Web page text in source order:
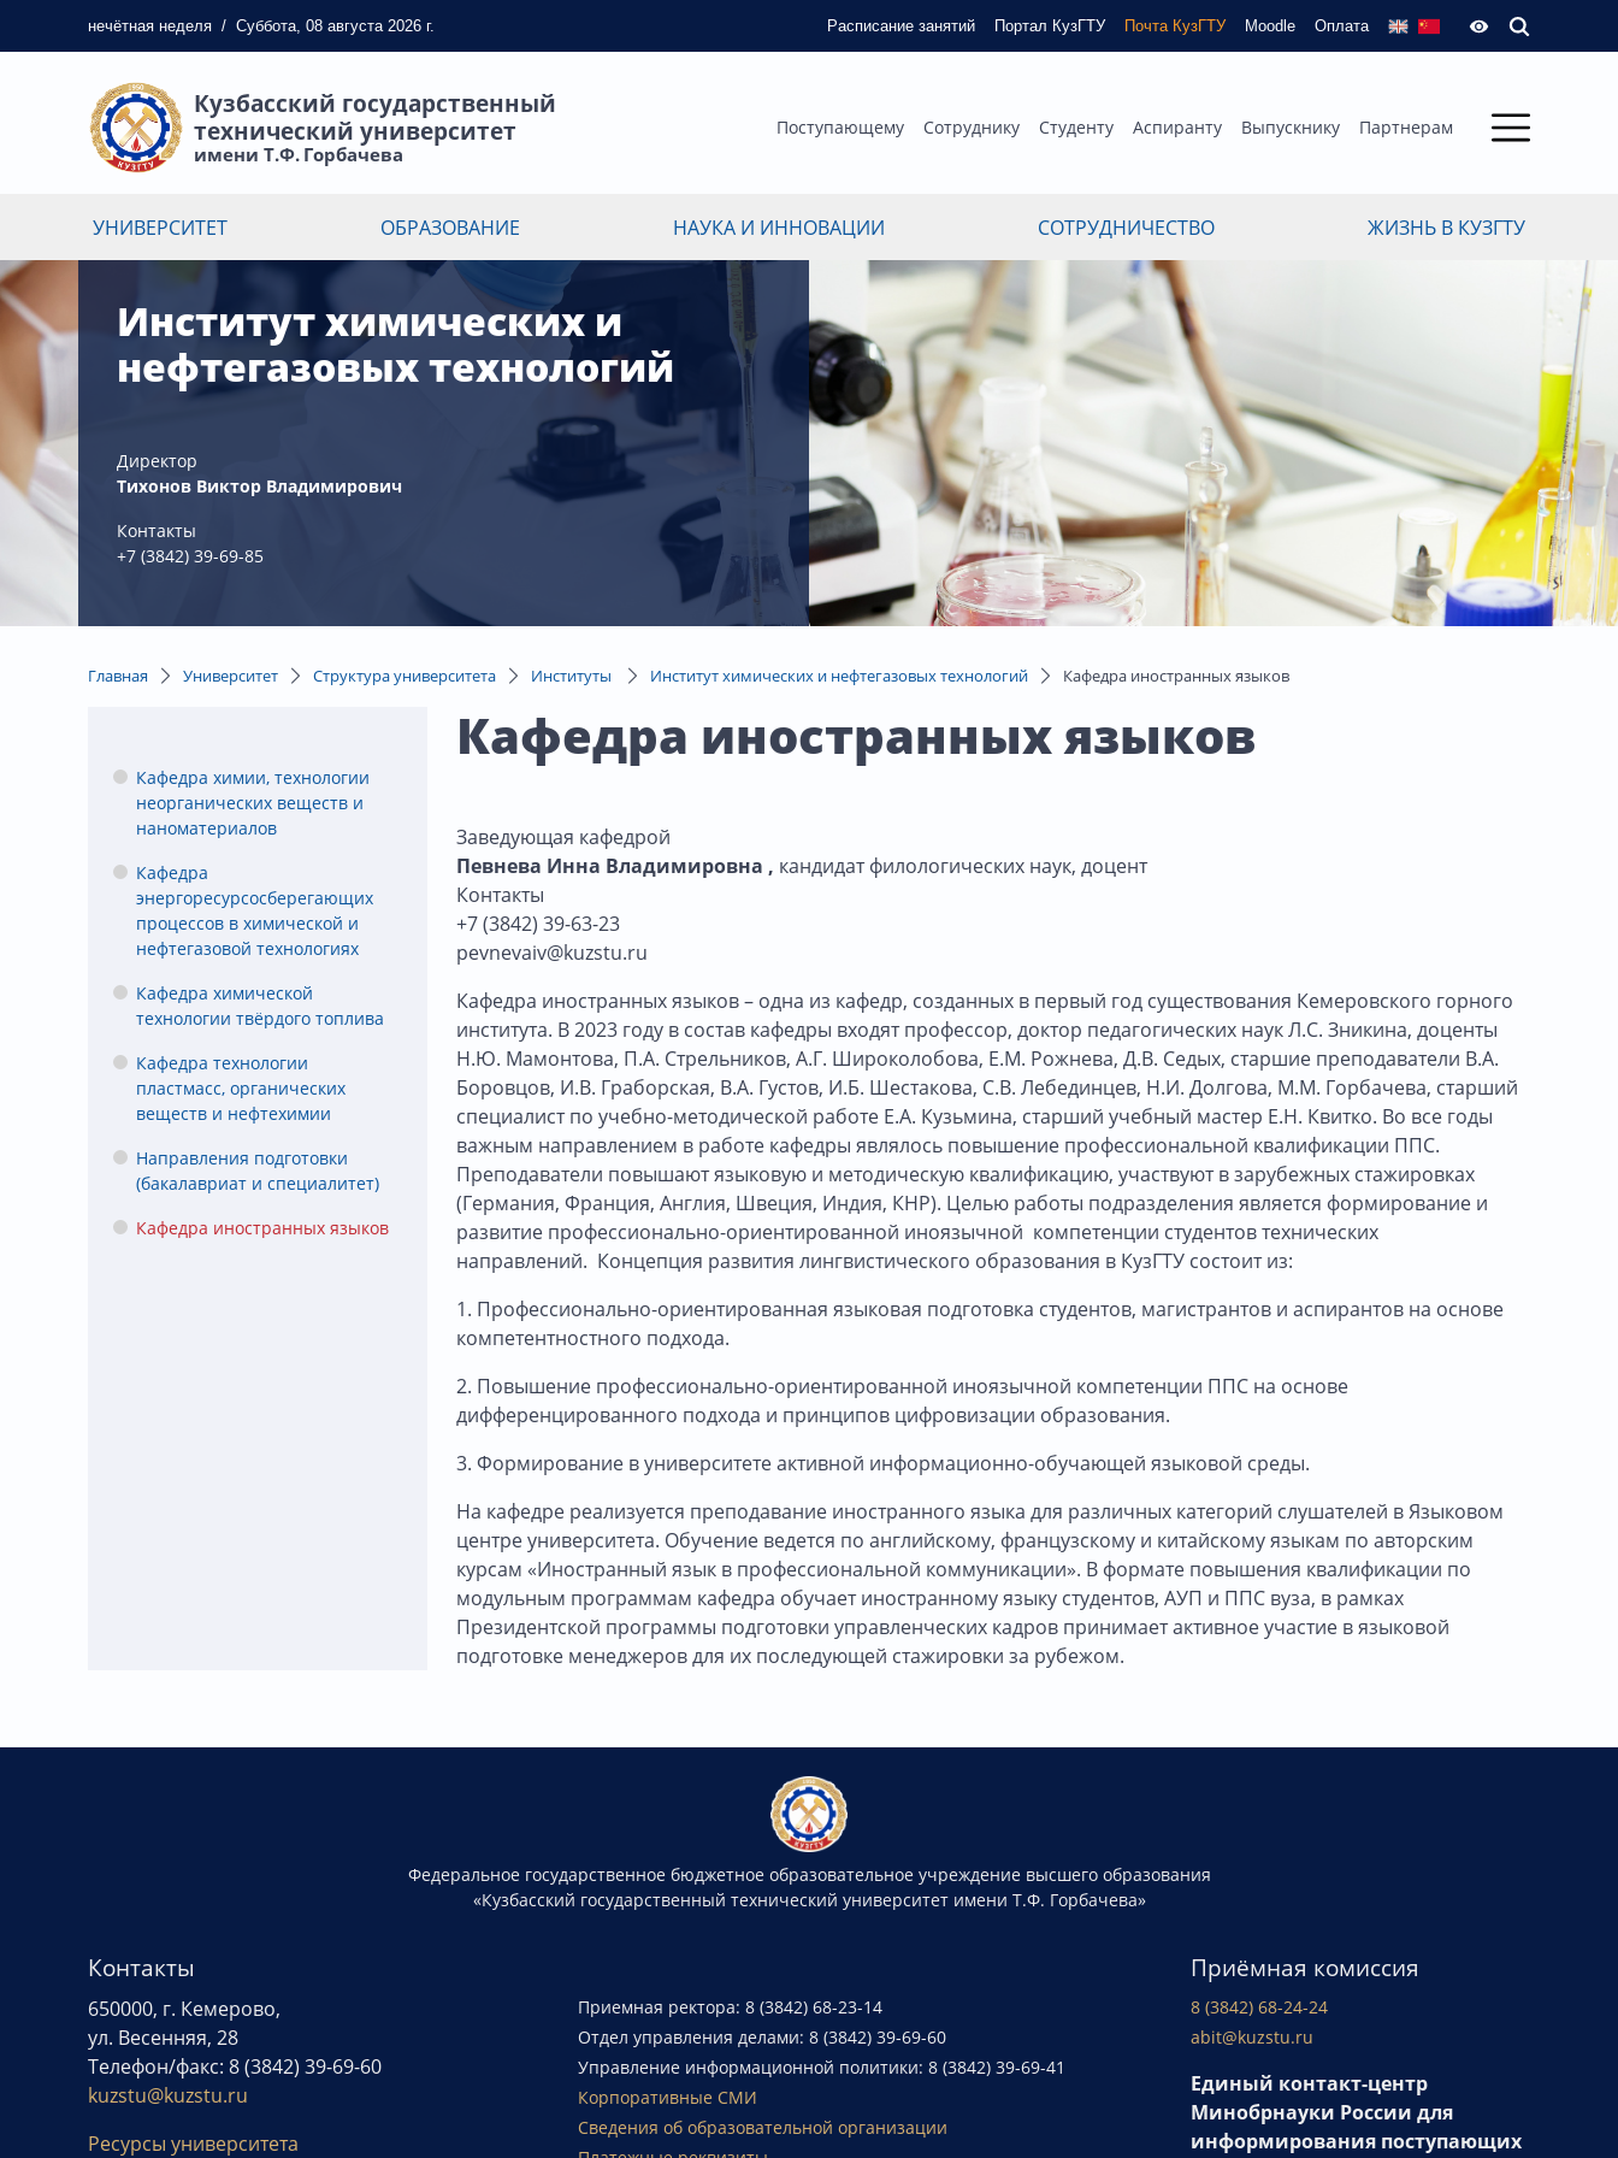
нечётная неделя / Суббота, 08 августа 2026 г. Расписание занятий Портал КузГТУ Почта КузГТУ Moodle Оплата
Кузбасский государственный
технический университет
имени Т.Ф. Горбачева
Поступающему Сотруднику Студенту Аспиранту Выпускнику Партнерам
УНИВЕРСИТЕТ ОБРАЗОВАНИЕ НАУКА И ИННОВАЦИИ СОТРУДНИЧЕСТВО ЖИЗНЬ В КУЗГТУ
Институт химических и
нефтегазовых технологий
Директор
Тихонов Виктор Владимирович
Контакты
+7 (3842) 39-69-85
Главная Университет Структура университета Институты Институт химических и нефтегазовых технологий Кафедра иностранных языков
Кафедра химии, технологии
неорганических веществ и
наноматериалов
Кафедра
энергоресурсосберегающих
процессов в химической и
нефтегазовой технологиях
Кафедра химической
технологии твёрдого топлива
Кафедра технологии
пластмасс, органических
веществ и нефтехимии
Направления подготовки
(бакалавриат и специалитет)
Кафедра иностранных языков
Кафедра иностранных языков
Заведующая кафедрой
Певнева Инна Владимировна , кандидат филологических наук, доцент
Контакты
+7 (3842) 39-63-23
pevnevaiv@kuzstu.ru
Кафедра иностранных языков – одна из кафедр, созданных в первый год существования Кемеровского горного
института. В 2023 году в состав кафедры входят профессор, доктор педагогических наук Л.С. Зникина, доценты
Н.Ю. Мамонтова, П.А. Стрельников, А.Г. Широколобова, Е.М. Рожнева, Д.В. Седых, старшие преподаватели В.А.
Боровцов, И.В. Граборская, В.А. Густов, И.Б. Шестакова, С.В. Лебединцев, Н.И. Долгова, М.М. Горбачева, старший
специалист по учебно-методической работе Е.А. Кузьмина, старший учебный мастер Е.Н. Квитко. Во все годы
важным направлением в работе кафедры являлось повышение профессиональной квалификации ППС.
Преподаватели повышают языковую и методическую квалификацию, участвуют в зарубежных стажировках
(Германия, Франция, Англия, Швеция, Индия, КНР). Целью работы подразделения является формирование и
развитие профессионально-ориентированной иноязычной компетенции студентов технических
направлений. Концепция развития лингвистического образования в КузГТУ состоит из:
1. Профессионально-ориентированная языковая подготовка студентов, магистрантов и аспирантов на основе
компетентностного подхода.
2. Повышение профессионально-ориентированной иноязычной компетенции ППС на основе
дифференцированного подхода и принципов цифровизации образования.
3. Формирование в университете активной информационно-обучающей языковой среды.
На кафедре реализуется преподавание иностранного языка для различных категорий слушателей в Языковом
центре университета. Обучение ведется по английскому, французскому и китайскому языкам по авторским
курсам «Иностранный язык в профессиональной коммуникации». В формате повышения квалификации по
модульным программам кафедра обучает иностранному языку студентов, АУП и ППС вуза, в рамках
Президентской программы подготовки управленческих кадров принимает активное участие в языковой
подготовке менеджеров для их последующей стажировки за рубежом.
Федеральное государственное бюджетное образовательное учреждение высшего образования
«Кузбасский государственный технический университет имени Т.Ф. Горбачева»
Контакты
650000, г. Кемерово,
ул. Весенняя, 28
Телефон/факс: 8 (3842) 39-69-60
kuzstu@kuzstu.ru
Ресурсы университета
Приемная ректора: 8 (3842) 68-23-14
Отдел управления делами: 8 (3842) 39-69-60
Управление информационной политики: 8 (3842) 39-69-41
Корпоративные СМИ
Сведения об образовательной организации
Приёмная комиссия
8 (3842) 68-24-24
abit@kuzstu.ru
Единый контакт-центр
Минобрнауки России для
информирования поступающих